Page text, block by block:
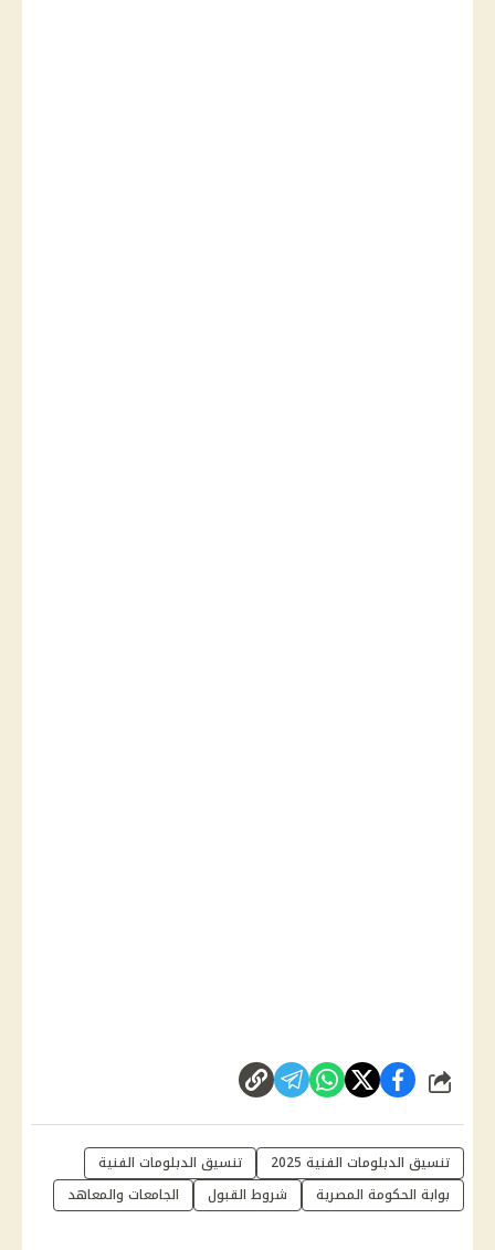
شارك
تنسيق الدبلومات الفنية 2025
تنسيق الدبلومات الفنية
بوابة الحكومة المصرية
شروط القبول الجامعات والمعاهد